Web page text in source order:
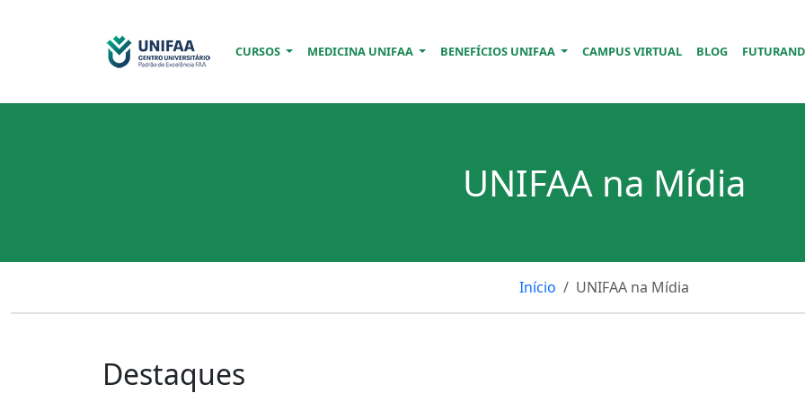
CURSOS MEDICINA UNIFAA BENEFÍCIOS UNIFAA CAMPUS VIRTUAL BLOG
UNIFAA na Mídia
Início UNIFAA na Mídia
Destaques